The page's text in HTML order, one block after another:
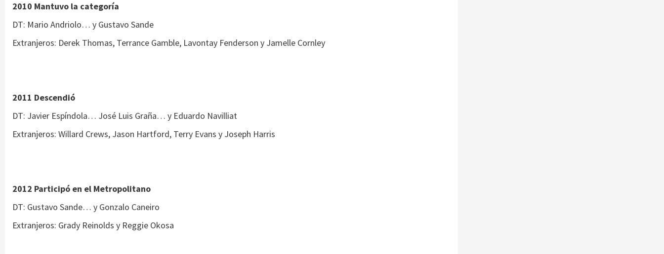
2010 Mantuvo la categoría
DT: Mario Andriolo… y Gustavo Sande
Extranjeros: Derek Thomas, Terrance Gamble, Lavontay Fenderson y Jamelle Cornley
2011 Descendió
DT: Javier Espíndola… José Luis Graña… y Eduardo Navilliat
Extranjeros: Willard Crews, Jason Hartford, Terry Evans y Joseph Harris
2012 Participó en el Metropolitano
DT: Gustavo Sande… y Gonzalo Caneiro
Extranjeros: Grady Reinolds y Reggie Okosa